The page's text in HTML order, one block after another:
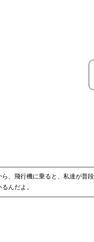
、飛行機に乗ると、私達が普
んだよ。